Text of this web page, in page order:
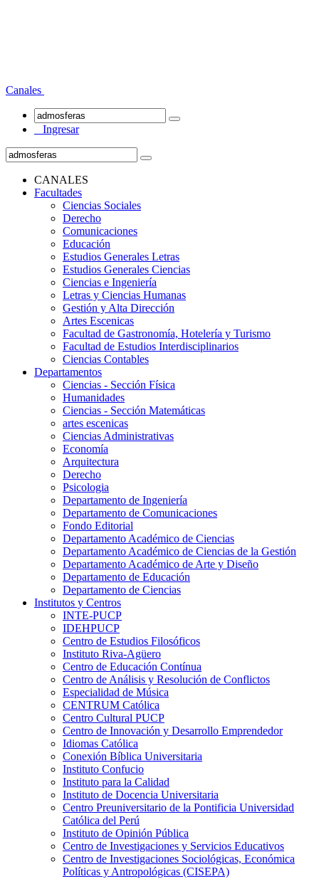
Canales
Ingresar
CANALES
Facultades
Ciencias Sociales
Derecho
Comunicaciones
Educación
Estudios Generales Letras
Estudios Generales Ciencias
Ciencias e Ingeniería
Letras y Ciencias Humanas
Gestión y Alta Dirección
Artes Escenicas
Facultad de Gastronomía, Hotelería y Turismo
Facultad de Estudios Interdisciplinarios
Ciencias Contables
Departamentos
Ciencias - Sección Física
Humanidades
Ciencias - Sección Matemáticas
artes escenicas
Ciencias Administrativas
Economía
Arquitectura
Derecho
Psicologia
Departamento de Ingeniería
Departamento de Comunicaciones
Fondo Editorial
Departamento Académico de Ciencias
Departamento Académico de Ciencias de la Gestión
Departamento Académico de Arte y Diseño
Departamento de Educación
Departamento de Ciencias
Institutos y Centros
INTE-PUCP
IDEHPUCP
Centro de Estudios Filosóficos
Instituto Riva-Agüero
Centro de Educación Contínua
Centro de Análisis y Resolución de Conflictos
Especialidad de Música
CENTRUM Católica
Centro Cultural PUCP
Centro de Innovación y Desarrollo Emprendedor
Idiomas Católica
Conexión Bíblica Universitaria
Instituto Confucio
Instituto para la Calidad
Instituto de Docencia Universitaria
Centro Preuniversitario de la Pontificia Universidad
Católica del Perú
Instituto de Opinión Pública
Centro de Investigaciones y Servicios Educativos
Centro de Investigaciones Sociológicas, Económica
Políticas y Antropológicas (CISEPA)